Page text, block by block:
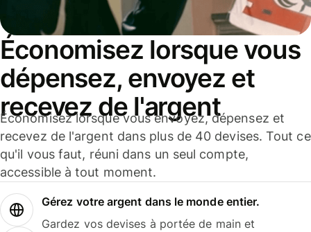
Économisez lorsque vous
dépensez, envoyez et
recevez de l'argent
Économisez lorsque vous envoyez, dépensez et
recevez de l'argent dans plus de 40 devises. Tout ce
qu'il vous faut, réuni dans un seul compte,
accessible à tout moment.
Gérez votre argent dans le monde entier.
Gardez vos devises à portée de main et